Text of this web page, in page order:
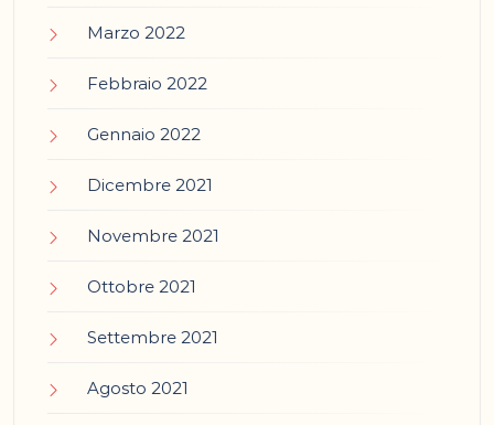
Marzo 2022
Febbraio 2022
Gennaio 2022
Dicembre 2021
Novembre 2021
Ottobre 2021
Settembre 2021
Agosto 2021